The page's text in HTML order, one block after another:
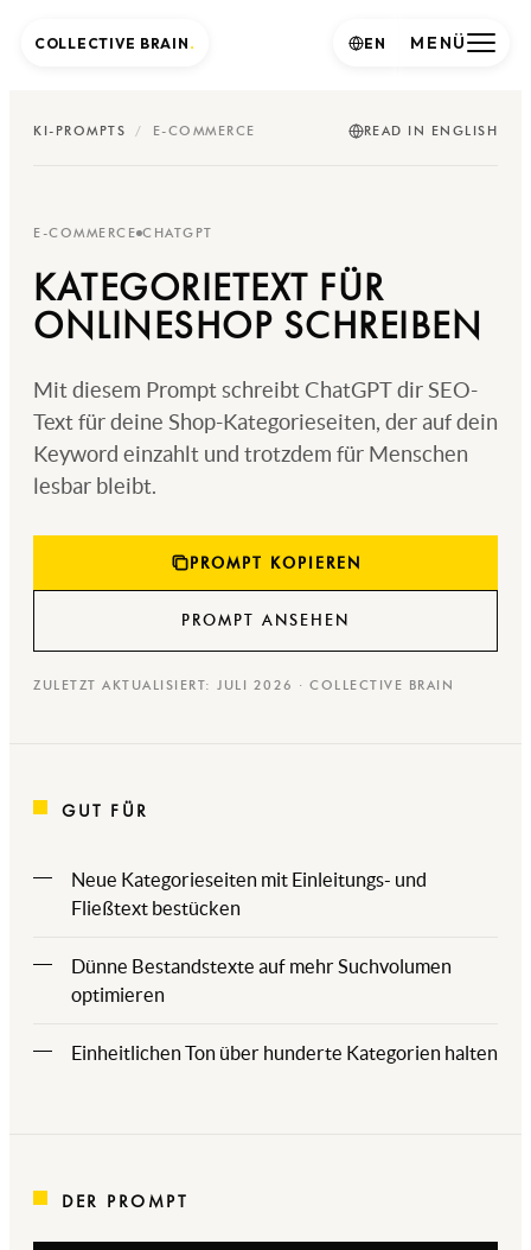
KI-PROMPTS / E-COMMERCE READ IN ENGLISH
E-COMMERCE CHATGPT
KATEGORIETEXT FÜR
ONLINESHOP SCHREIBEN
Mit diesem Prompt schreibt ChatGPT dir SEO-
Text für deine Shop-Kategorieseiten, der auf dein
Keyword einzahlt und trotzdem für Menschen
lesbar bleibt.
PROMPT KOPIEREN
PROMPT ANSEHEN
ZULETZT AKTUALISIERT: JULI 2026 · COLLECTIVE BRAIN
GUT FÜR
Neue Kategorieseiten mit Einleitungs- und
Fließtext bestücken
Dünne Bestandstexte auf mehr Suchvolumen
optimieren
Einheitlichen Ton über hunderte Kategorien halten
DER PROMPT
COLLECTIVE BRAIN . MENÜ
EN